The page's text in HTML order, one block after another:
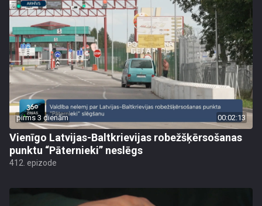
pirms 3 dienām 00:02:13
Vienīgo Latvijas-Baltkrievijas robežšķērsošanas
punktu “Pāternieki” neslēgs
412. epizode